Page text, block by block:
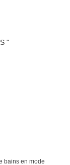
bains en mode